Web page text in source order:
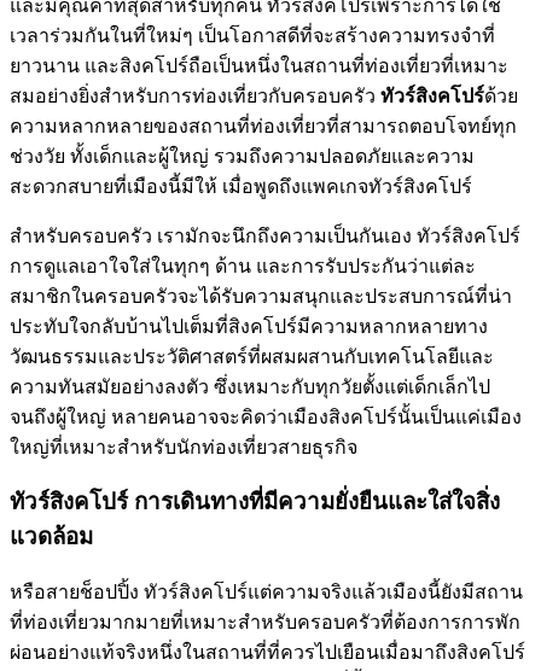
และมีคุณค่าที่สุดสำหรับทุกคน ทัวร์สิงคโปร์เพราะการได้ใช้
เวลาร่วมกันในที่ใหม่ๆ เป็นโอกาสดีที่จะสร้างความทรงจำที่
ยาวนาน และสิงคโปร์ถือเป็นหนึ่งในสถานที่ท่องเที่ยวที่เหมาะ
สมอย่างยิ่งสำหรับการท่องเที่ยวกับครอบครัว ทัวร์สิงคโปร์ด้วย
ความหลากหลายของสถานที่ท่องเที่ยวที่สามารถตอบโจทย์ทุก
ช่วงวัย ทั้งเด็กและผู้ใหญ่ รวมถึงความปลอดภัยและความ
สะดวกสบายที่เมืองนี้มีให้ เมื่อพูดถึงแพคเกจทัวร์สิงคโปร์
สำหรับครอบครัว เรามักจะนึกถึงความเป็นกันเอง ทัวร์สิงคโปร์
การดูแลเอาใจใส่ในทุกๆ ด้าน และการรับประกันว่าแต่ละ
สมาชิกในครอบครัวจะได้รับความสนุกและประสบการณ์ที่น่า
ประทับใจกลับบ้านไปเต็มที่สิงคโปร์มีความหลากหลายทาง
วัฒนธรรมและประวัติศาสตร์ที่ผสมผสานกับเทคโนโลยีและ
ความทันสมัยอย่างลงตัว ซึ่งเหมาะกับทุกวัยตั้งแต่เด็กเล็กไป
จนถึงผู้ใหญ่ หลายคนอาจจะคิดว่าเมืองสิงคโปร์นั้นเป็นแค่เมือง
ใหญ่ที่เหมาะสำหรับนักท่องเที่ยวสายธุรกิจ
ทัวร์สิงคโปร์ การเดินทางที่มีความยั่งยืนและใส่ใจสิ่ง
แวดล้อม
หรือสายช็อปปิ้ง ทัวร์สิงคโปร์แต่ความจริงแล้วเมืองนี้ยังมีสถาน
ที่ท่องเที่ยวมากมายที่เหมาะสำหรับครอบครัวที่ต้องการการพัก
ผ่อนอย่างแท้จริงหนึ่งในสถานที่ที่ควรไปเยือนเมื่อมาถึงสิงคโปร์